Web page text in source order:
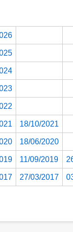
18/10/2021
18/06/2020
11/09/2019
27/03/2017